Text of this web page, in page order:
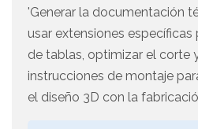
'Generar la documentación
usar extensiones específicas
de tablas, optimizar el corte
instrucciones de montaje
el diseño 3D con la